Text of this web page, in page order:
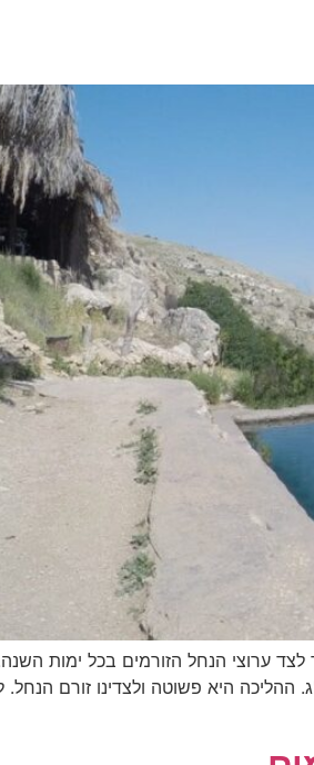
ערוצי הנחל הזורמים בכל ימות
היא פשוטה ולצדינו זורם הנחל.